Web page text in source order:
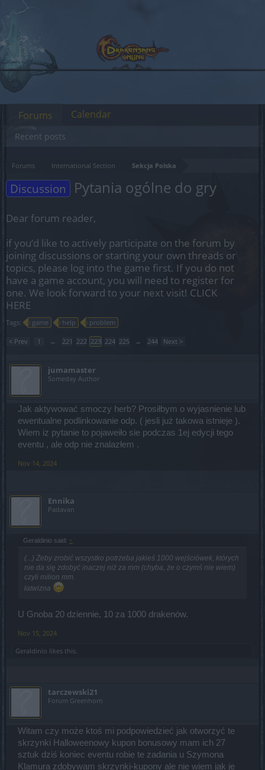
Forums International Section Sekcja Polska
Discussion Pytania ogólne do gry
Dear forum reader,
if you’d like to actively participate on the forum by
joining discussions or starting your own threads or
topics, please log into the game first. If you do not
have a game account, you will need to register for
one. We look forward to your next visit! CLICK
HERE
Tags: game help problem
< Prev 1 ← 221 222 223 224 225 → 244 Next >
jumamaster
Someday Author
Jak aktywować smoczy herb? Prosiłbym o wyjasnienie lub
ewentualne podlinkowanie odp. ( jesli już takowa istnieje ).
Wiem iz pytanie to pojaweiło sie podczas 1ej edycji tego
eventu , ale odp nie znalazłem .
Nov 14, 2024
Ennika
Padavan
Geraldinio said: ↑
(...) Żeby zrobić wszystko potrzeba jakieś 1000 wejściówek, których
nie da się zdobyć inaczej niż za mm (chyba, że o czymś nie wiem)
czyli milion mm.
łatwizna
U Gnoba 20 dziennie, 10 za 1000 drakenów.
Nov 15, 2024
Geraldinio likes this.
tarczewski21
Forum Greenhorn
Witam czy może ktoś mi podpowiedzieć jak otworzyć te
skrzynki Halloweenowy kupon bonusowy mam ich 27
sztuk dziś koniec eventu robie te zadania u Szymona
Klamura zdobywam skrzynki-kupony ale nie wiem jak je
Forums
Recent posts
Calendar